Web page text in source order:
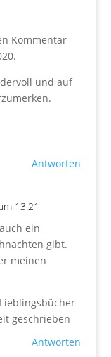
Kommentar
und auf
Antworten
13:21
ein
gibt.
meinen
geschrieben
Antworten